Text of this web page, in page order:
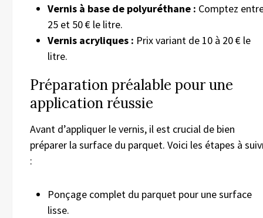
Vernis à base de polyuréthane : Comptez
25 et 50 € le litre.
Vernis acryliques : Prix variant de 10 à 20 € le
litre.
Préparation préalable pour une
application réussie
Avant d’appliquer le vernis, il est crucial de bien
préparer la surface du parquet. Voici les étapes à
:
Ponçage complet du parquet pour une surface
lisse.